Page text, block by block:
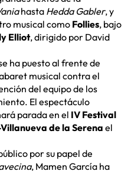
hasta Hedda Gabler, y
musical como Follies, bajo
Elliot, dirigido por David
ha puesto al frente de
musical contra el
del equipo de los
El espectáculo
parada en el IV Festival
de la Serena el
por su papel de
, Mamen García ha